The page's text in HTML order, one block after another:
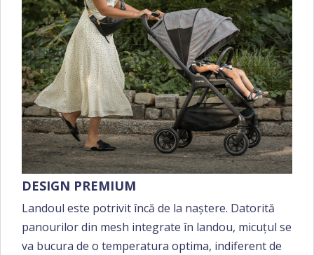
DESIGN PREMIUM
Landoul este potrivit încă de la naștere. Datorită
panourilor din mesh integrate în landou, micuțul se
va bucura de o temperatura optima, indiferent de